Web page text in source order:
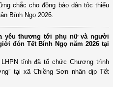
chắc cho đồng bào dân tộc thiểu
Bính Ngọ 2026.
yêu thương tới phụ nữ và người
đón Tết Bính Ngọ năm 2026 tại
LHPN tỉnh đã tổ chức Chương trình
tại xã Chiềng Sơn nhân dịp Tết